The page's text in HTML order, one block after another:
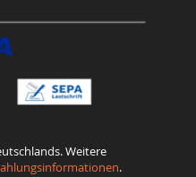
Weitere
.